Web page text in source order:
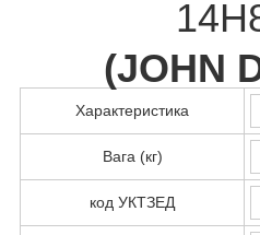
(JOHN
Характеристика
Вага (кг)
код УКТЗЕД